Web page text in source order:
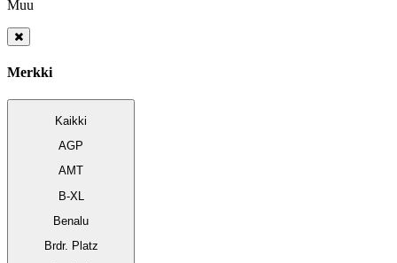
Muu
Merkki
Kaikki
AGP
AMT
B-XL
Benalu
Brdr. Platz